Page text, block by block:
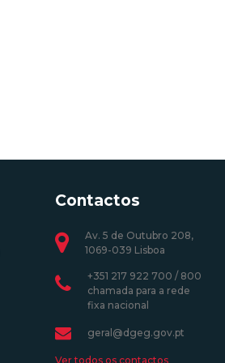
Contactos
Av. 5 de Outubro 208,
1069-039 Lisboa
+351 217 922 700 / 800
chamada para a rede
fixa nacional
geral@dgeg.gov.pt
Ver todos os contactos